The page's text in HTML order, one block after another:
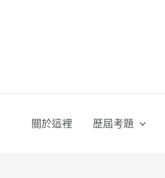
關於這裡
歷屆考題